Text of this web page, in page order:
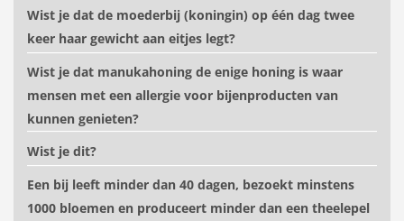
Wist je dat de moederbij (koningin) op één dag twee
keer haar gewicht aan eitjes legt?
Wist je dat manukahoning de enige honing is waar
mensen met een allergie voor bijenproducten van
kunnen genieten?
Wist je dit?
Een bij leeft minder dan 40 dagen, bezoekt minstens
1000 bloemen en produceert minder dan een theelepel